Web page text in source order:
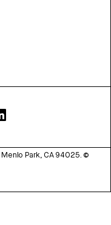
Park, CA 94025. ©